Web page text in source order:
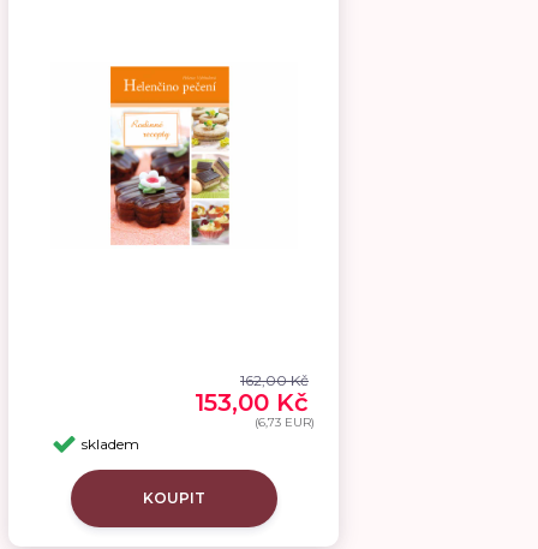
162,00 Kč
153,00 Kč
(6,73 EUR)
skladem
KOUPIT